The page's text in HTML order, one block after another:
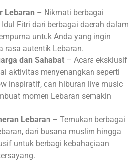
Lebaran – Nikmati berbagai
Fitri dari berbagai daerah dalam
untuk Anda yang ingin
rasa autentik Lebaran.
dan Sahabat – Acara eksklusif
aktivitas menyenangkan seperti
inspiratif, dan hiburan live music
momen Lebaran semakin
Lebaran – Temukan berbagai
dari busana muslim hingga
untuk berbagi kebahagiaan